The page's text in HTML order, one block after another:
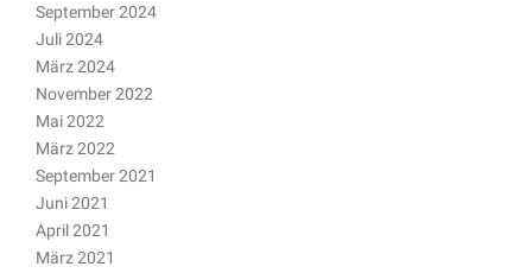
September 2024
Juli 2024
März 2024
November 2022
Mai 2022
März 2022
September 2021
Juni 2021
April 2021
März 2021